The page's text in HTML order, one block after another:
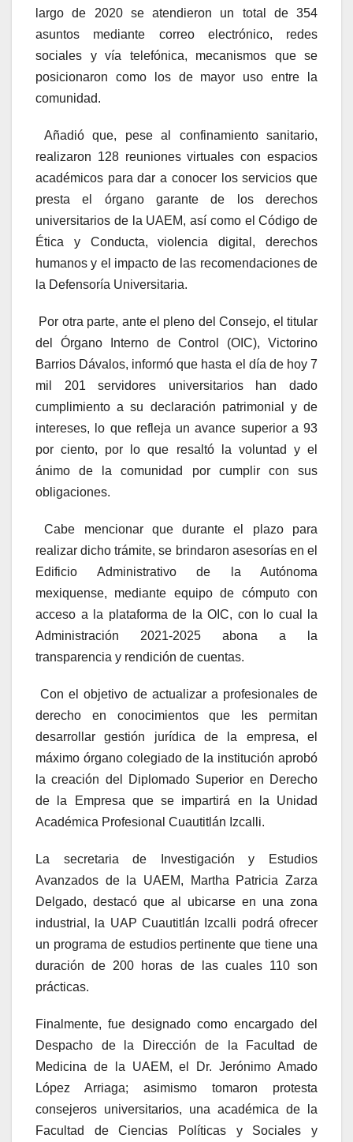
largo de 2020 se atendieron un total de 354
asuntos mediante correo electrónico, redes
sociales y vía telefónica, mecanismos que se
posicionaron como los de mayor uso entre la
comunidad.
Añadió que, pese al confinamiento sanitario,
realizaron 128 reuniones virtuales con espacios
académicos para dar a conocer los servicios que
presta el órgano garante de los derechos
universitarios de la UAEM, así como el Código de
Ética y Conducta, violencia digital, derechos
humanos y el impacto de las recomendaciones de
la Defensoría Universitaria.
Por otra parte, ante el pleno del Consejo, el titular
del Órgano Interno de Control (OIC), Victorino
Barrios Dávalos, informó que hasta el día de hoy 7
mil 201 servidores universitarios han dado
cumplimiento a su declaración patrimonial y de
intereses, lo que refleja un avance superior a 93
por ciento, por lo que resaltó la voluntad y el
ánimo de la comunidad por cumplir con sus
obligaciones.
Cabe mencionar que durante el plazo para
realizar dicho trámite, se brindaron asesorías en el
Edificio Administrativo de la Autónoma
mexiquense, mediante equipo de cómputo con
acceso a la plataforma de la OIC, con lo cual la
Administración 2021-2025 abona a la
transparencia y rendición de cuentas.
Con el objetivo de actualizar a profesionales de
derecho en conocimientos que les permitan
desarrollar gestión jurídica de la empresa, el
máximo órgano colegiado de la institución aprobó
la creación del Diplomado Superior en Derecho
de la Empresa que se impartirá en la Unidad
Académica Profesional Cuautitlán Izcalli.
La secretaria de Investigación y Estudios
Avanzados de la UAEM, Martha Patricia Zarza
Delgado, destacó que al ubicarse en una zona
industrial, la UAP Cuautitlán Izcalli podrá ofrecer
un programa de estudios pertinente que tiene una
duración de 200 horas de las cuales 110 son
prácticas.
Finalmente, fue designado como encargado del
Despacho de la Dirección de la Facultad de
Medicina de la UAEM, el Dr. Jerónimo Amado
López Arriaga; asimismo tomaron protesta
consejeros universitarios, una académica de la
Facultad de Ciencias Políticas y Sociales y